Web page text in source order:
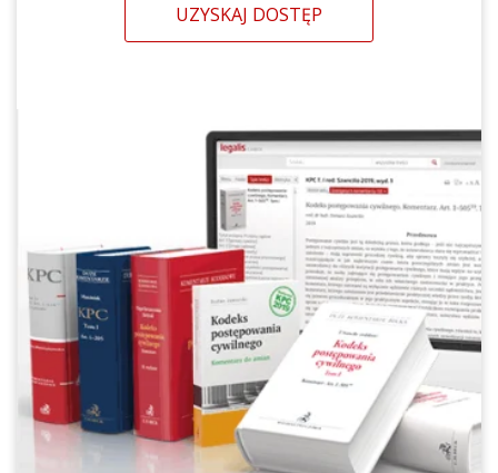
UZYSKAJ DOSTĘP